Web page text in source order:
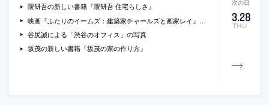
3.28
THU
隈研吾の新しい書籍『隈研吾 住宅らしさ』
映画『ふたりのイームズ：建築家チャールズと画家レイ』の予告編動画
谷尻誠による「渋谷のオフィス」の写真
坂茂の新しい書籍『坂茂の家の作り方』